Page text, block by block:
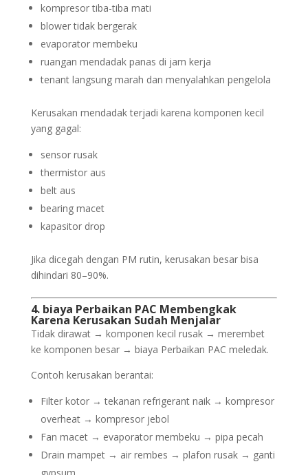
kompresor tiba-tiba mati
blower tidak bergerak
evaporator membeku
ruangan mendadak panas di jam kerja
tenant langsung marah dan menyalahkan pengelola
Kerusakan mendadak terjadi karena komponen kecil
yang gagal:
sensor rusak
thermistor aus
belt aus
bearing macet
kapasitor drop
Jika dicegah dengan PM rutin, kerusakan besar bisa
dihindari 80–90%.
4. biaya Perbaikan PAC Membengkak
Karena Kerusakan Sudah Menjalar
Tidak dirawat → komponen kecil rusak → merembet
ke komponen besar → biaya Perbaikan PAC meledak.
Contoh kerusakan berantai:
Filter kotor → tekanan refrigerant naik → kompresor
overheat → kompresor jebol
Fan macet → evaporator membeku → pipa pecah
Drain mampet → air rembes → plafon rusak → ganti